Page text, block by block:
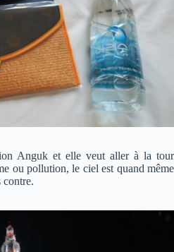
Anguk et elle veut aller à la tour
ou pollution, le ciel est quand même
contre.